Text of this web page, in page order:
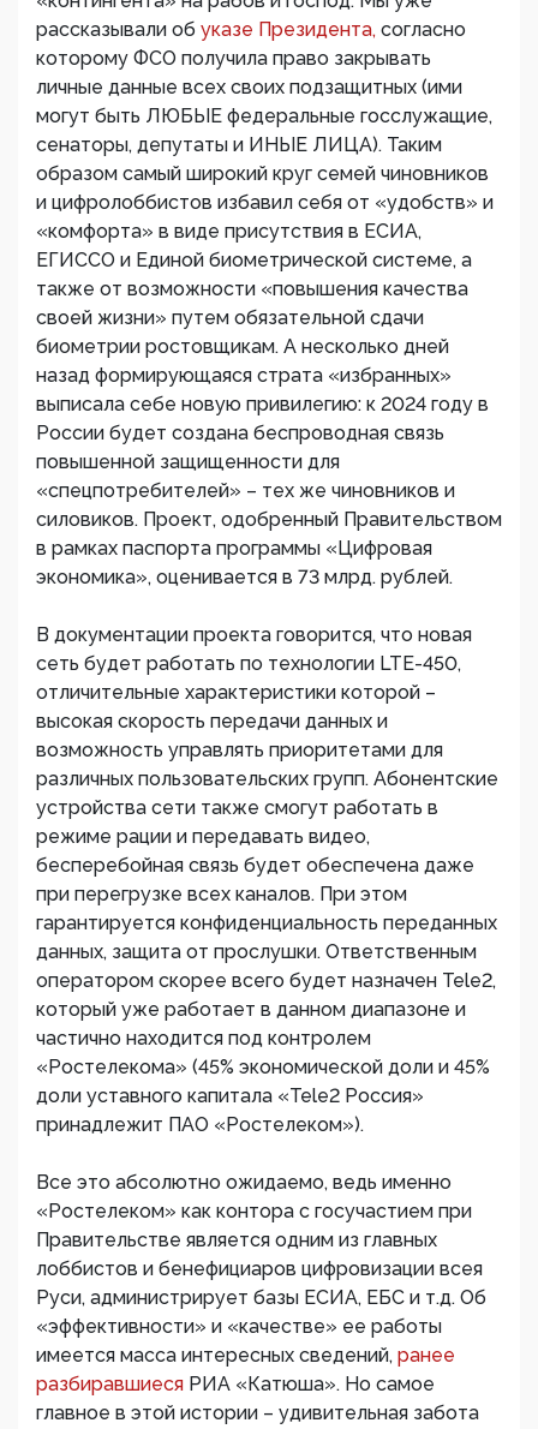
рассказывали об указе Президента, согласно
которому ФСО получила право закрывать
личные данные всех своих подзащитных (ими
могут быть ЛЮБЫЕ федеральные госслужащие,
сенаторы, депутаты и ИНЫЕ ЛИЦА). Таким
образом самый широкий круг семей чиновников
и цифролоббистов избавил себя от «удобств» и
«комфорта» в виде присутствия в ЕСИА,
ЕГИССО и Единой биометрической системе, а
также от возможности «повышения качества
своей жизни» путем обязательной сдачи
биометрии ростовщикам. А несколько дней
назад формирующаяся страта «избранных»
выписала себе новую привилегию: к 2024 году в
России будет создана беспроводная связь
повышенной защищенности для
«спецпотребителей» – тех же чиновников и
силовиков. Проект, одобренный Правительством
в рамках паспорта программы «Цифровая
экономика», оценивается в 73 млрд. рублей.
В документации проекта говорится, что новая
сеть будет работать по технологии LTE-450,
отличительные характеристики которой –
высокая скорость передачи данных и
возможность управлять приоритетами для
различных пользовательских групп. Абонентские
устройства сети также смогут работать в
режиме рации и передавать видео,
бесперебойная связь будет обеспечена даже
при перегрузке всех каналов. При этом
гарантируется конфиденциальность переданных
данных, защита от прослушки. Ответственным
оператором скорее всего будет назначен Tele2,
который уже работает в данном диапазоне и
частично находится под контролем
«Ростелекома» (45% экономической доли и 45%
доли уставного капитала «Tele2 Россия»
принадлежит ПАО «Ростелеком»).
Все это абсолютно ожидаемо, ведь именно
«Ростелеком» как контора с госучастием при
Правительстве является одним из главных
лоббистов и бенефициаров цифровизации всея
Руси, администрирует базы ЕСИА, ЕБС и т.д. Об
«эффективности» и «качестве» ее работы
имеется масса интересных сведений, ранее
разбиравшиеся РИА «Катюша». Но самое
главное в этой истории – удивительная забота